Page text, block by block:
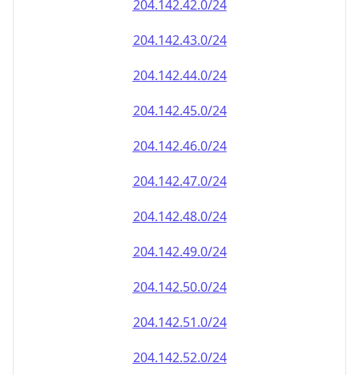
204.142.42.0/24
204.142.43.0/24
204.142.44.0/24
204.142.45.0/24
204.142.46.0/24
204.142.47.0/24
204.142.48.0/24
204.142.49.0/24
204.142.50.0/24
204.142.51.0/24
204.142.52.0/24